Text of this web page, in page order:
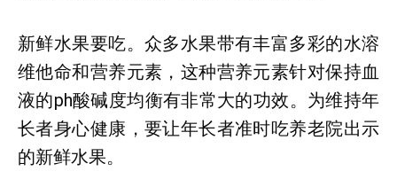
新鲜水果要吃。众多水果带有丰富多彩的水溶
维他命和营养元素，这种营养元素针对保持血
液的ph酸碱度均衡有非常大的功效。为维持年
长者身心健康，要让年长者准时吃养老院出示
的新鲜水果。